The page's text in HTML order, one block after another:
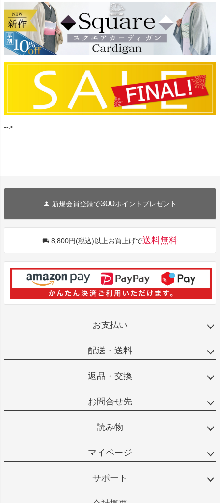
-->
新規会員登録で300ポイントプレゼント
8,800円(税込)以上お買上げで送料無料
お支払い
配送・送料
返品・交換
お問合せ先
読み物
マイページ
サポート